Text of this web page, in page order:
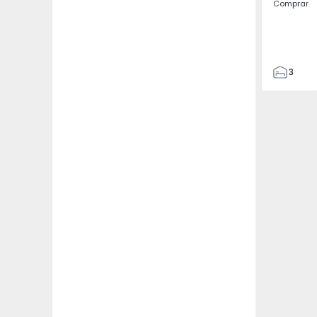
Comprar
3